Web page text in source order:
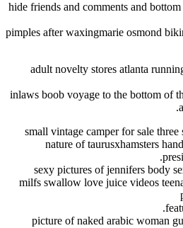
hide friends and comments and
pimples after waxingmarie osmond
adult novelty stores atlanta
inlaws boob voyage to the bottom of
small vintage camper for sale three
nature of taurusxhamsters
sexy pictures of jennifers body
milfs swallow love juice videos
picture of naked arabic woman